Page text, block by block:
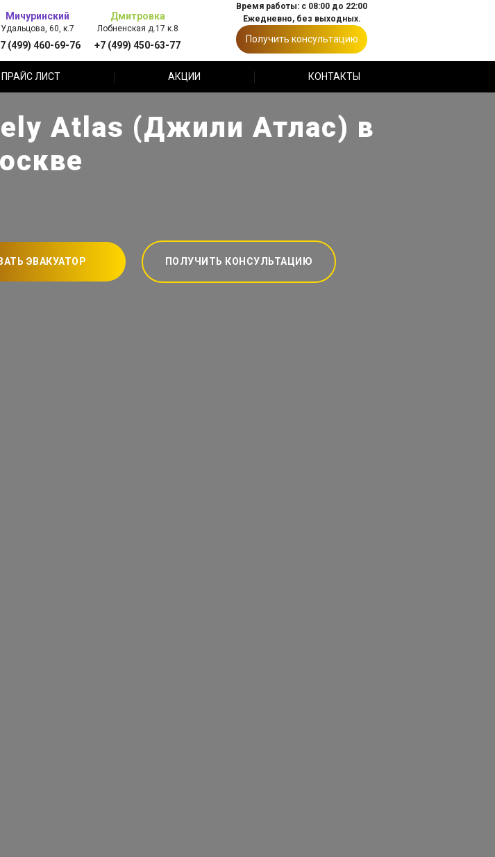
Мичуринский
Удальцова, 60, к.7
(499) 460-69-76
Дмитровка
Лобненская д.17 к.8
+7 (499) 450-63-77
Время работы: с 08:00 до 22:00
Ежедневно, без выходных.
Получить консультацию
ПРАЙС ЛИСТ АКЦИИ КОНТАКТЫ
Atlas (Джили Атлас) в
ЭВАКУАТОР ПОЛУЧИТЬ КОНСУЛЬТАЦИЮ